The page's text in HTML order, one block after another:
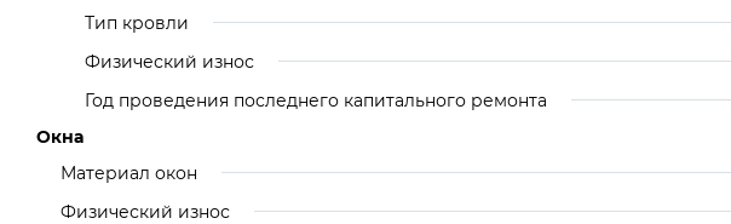
Тип кровли
Физический износ
Год проведения последнего капитального ремонта
Окна
Материал окон
Физический износ